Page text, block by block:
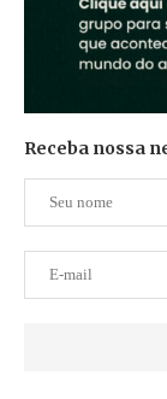
Receba nossa